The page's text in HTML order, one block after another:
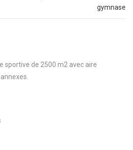
gymnase
sportive de 2500 m2 avec aire